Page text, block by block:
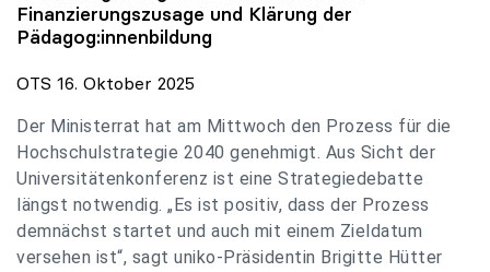
Finanzierungszusage und Klärung der
Pädagog:innenbildung
OTS 16. Oktober 2025
Der Ministerrat hat am Mittwoch den Prozess für die
Hochschulstrategie 2040 genehmigt. Aus Sicht der
Universitätenkonferenz ist eine Strategiedebatte
längst notwendig. „Es ist positiv, dass der Prozess
demnächst startet und auch mit einem Zieldatum
versehen ist“, sagt uniko-Präsidentin Brigitte Hütter